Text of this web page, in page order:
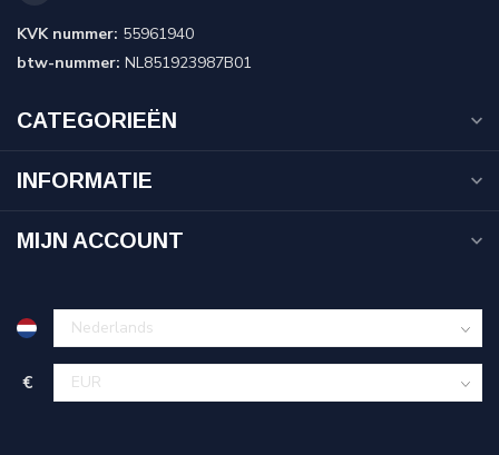
KVK nummer: 55961940
btw-nummer: NL851923987B01
CATEGORIEËN
INFORMATIE
MIJN ACCOUNT
€